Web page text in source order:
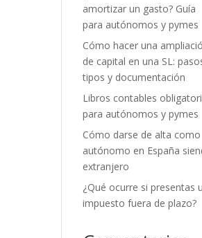
amortizar un gasto? Guía
para autónomos y pymes
Cómo hacer una
de capital en una SL:
tipos y documentación
Libros contables
para autónomos y pymes
Cómo darse de alta como
autónomo en España
extranjero
¿Qué ocurre si presentas
impuesto fuera de plazo?